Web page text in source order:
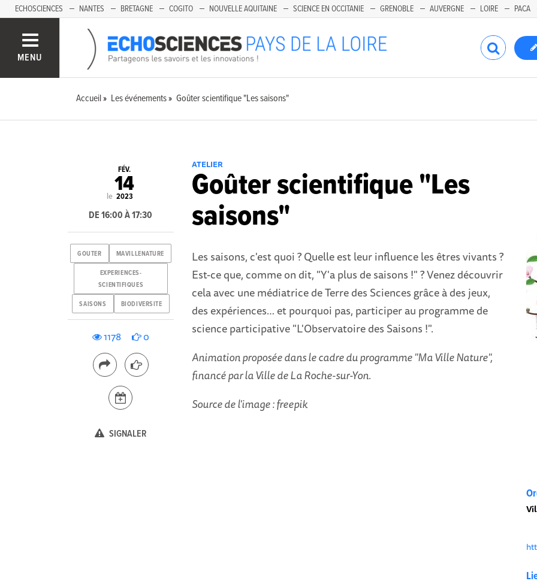
ECHOSCIENCES NANTES BRETAGNE COGITO NOUVELLE AQUITAINE SCIENCE EN OCCITANIE GRENOBLE AUVERGNE LOIRE PACA
MENU
Accueil Les événements Goûter scientifique "Les saisons"
ATELIER
Goûter scientifique "Les
saisons"
Les saisons, c'est quoi ? Quelle est leur influence les êtres vivants ?
Est-ce que, comme on dit, "Y'a plus de saisons !" ? Venez découvrir
cela avec une médiatrice de Terre des Sciences grâce à des jeux,
des expériences… et pourquoi pas, participer au programme de
science participative "L'Observatoire des Saisons !".
Animation proposée dans le cadre du programme "Ma Ville Nature",
financé par la Ville de La Roche-sur-Yon.
Source de l'image : freepik
le
FÉV.
14
2023
DE 16:00 À 17:30
GOUTER MAVILLENATURE
EXPERIENCES-
SCIENTIFIQUES
SAISONS BIODIVERSITE
1178 0
SIGNALER